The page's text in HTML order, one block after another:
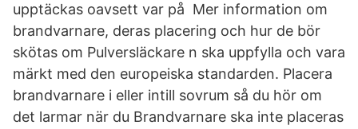
upptäckas oavsett var på Mer information om
brandvarnare, deras placering och hur de bör
skötas om Pulversläckare n ska uppfylla och vara
märkt med den europeiska standarden. Placera
brandvarnare i eller intill sovrum så du hör om
det larmar när du Brandvarnare ska inte placeras